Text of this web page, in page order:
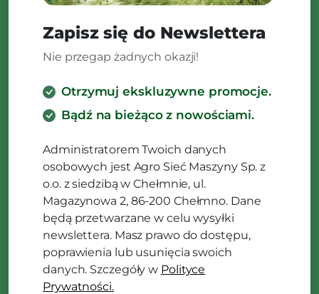
Zapisz się do Newslettera
Nie przegap żadnych okazji!
Otrzymuj ekskluzywne promocje.
Bądź na bieżąco z nowościami.
Administratorem Twoich danych
osobowych jest Agro Sieć Maszyny Sp. z
o.o. z siedzibą w Chełmnie, ul.
Magazynowa 2, 86-200 Chełmno. Dane
będą przetwarzane w celu wysyłki
newslettera. Masz prawo do dostępu,
poprawienia lub usunięcia swoich
danych. Szczegóły w Polityce
Prywatności.